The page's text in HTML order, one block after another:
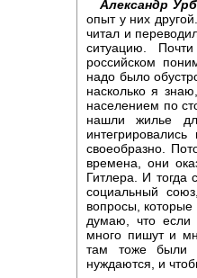
Александр
опыт у них
читал и
ситуацию.
российском
надо было
насколько я
населением по
нашли жилье
своеобразно.
времена, они
Гитлера. И тогда
социальный
вопросы,
думаю, что если
много пишут и
там тоже были
нуждаются, и